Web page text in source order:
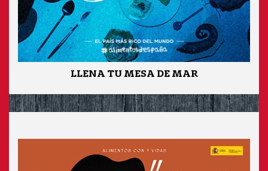
LLENA TU MESA DE MAR